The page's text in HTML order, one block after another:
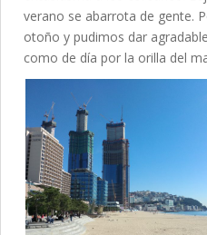
verano se abarrota de gente.
otoño y pudimos dar
como de día por la orilla del